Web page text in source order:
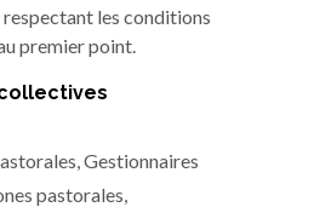
respectant les conditions
premier point.
Gestionnaires
pastorales,